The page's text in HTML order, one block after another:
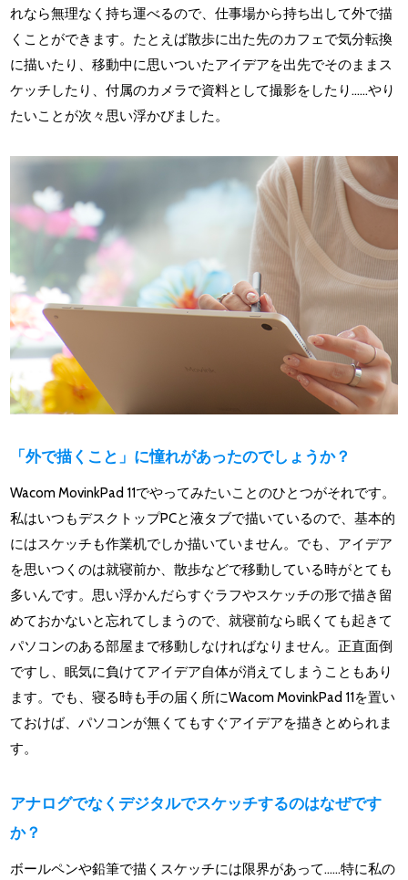
れなら無理なく持ち運べるので、仕事場から持ち出して外で描
くことができます。たとえば散歩に出た先のカフェで気分転換
に描いたり、移動中に思いついたアイデアを出先でそのままス
ケッチしたり、付属のカメラで資料として撮影をしたり……やり
たいことが次々思い浮かびました。
「外で描くこと」に憧れがあったのでしょうか？
Wacom MovinkPad 11でやってみたいことのひとつがそれです。
私はいつもデスクトップPCと液タブで描いているので、基本的
にはスケッチも作業机でしか描いていません。でも、アイデア
を思いつくのは就寝前か、散歩などで移動している時がとても
多いんです。思い浮かんだらすぐラフやスケッチの形で描き留
めておかないと忘れてしまうので、就寝前なら眠くても起きて
パソコンのある部屋まで移動しなければなりません。正直面倒
ですし、眠気に負けてアイデア自体が消えてしまうこともあり
ます。でも、寝る時も手の届く所にWacom MovinkPad 11を置い
ておけば、パソコンが無くてもすぐアイデアを描きとめられま
す。
アナログでなくデジタルでスケッチするのはなぜです
か？
ボールペンや鉛筆で描くスケッチには限界があって……特に私の